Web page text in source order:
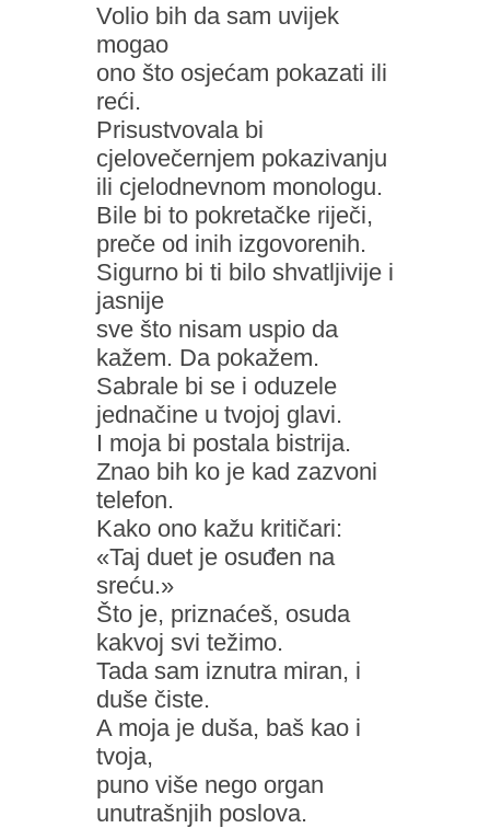
Volio bih da sam uvijek
mogao
ono što osjećam pokazati ili
reći.
Prisustvovala bi
cjelovečernjem pokazivanju
ili cjelodnevnom monologu.
Bile bi to pokretačke riječi,
preče od inih izgovorenih.
Sigurno bi ti bilo shvatljivije i
jasnije
sve što nisam uspio da
kažem. Da pokažem.
Sabrale bi se i oduzele
jednačine u tvojoj glavi.
I moja bi postala bistrija.
Znao bih ko je kad zazvoni
telefon.
Kako ono kažu kritičari:
«Taj duet je osuđen na
sreću.»
Što je, priznaćeš, osuda
kakvoj svi težimo.
Tada sam iznutra miran, i
duše čiste.
A moja je duša, baš kao i
tvoja,
puno više nego organ
unutrašnjih poslova.